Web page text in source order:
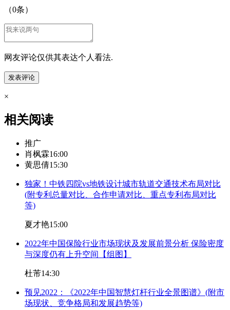
（0条）
网友评论仅供其表达个人看法.
×
相关阅读
推广
肖枫霖16:00
黄思倩15:30
独家！中铁四院vs地铁设计城市轨道交通技术布局对比
(附专利总量对比、合作申请对比、重点专利布局对比
等)
夏才艳15:00
2022年中国保险行业市场现状及发展前景分析 保险密度
与深度仍有上升空间【组图】
杜芾14:30
预见2022：《2022年中国智慧灯杆行业全景图谱》(附市
场现状、竞争格局和发展趋势等)